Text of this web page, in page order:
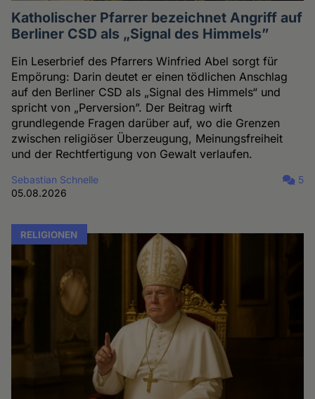
Katholischer Pfarrer bezeichnet Angriff auf
Berliner CSD als „Signal des Himmels”
Ein Leserbrief des Pfarrers Winfried Abel sorgt für
Empörung: Darin deutet er einen tödlichen Anschlag
auf den Berliner CSD als „Signal des Himmels“ und
spricht von „Perversion”. Der Beitrag wirft
grundlegende Fragen darüber auf, wo die Grenzen
zwischen religiöser Überzeugung, Meinungsfreiheit
und der Rechtfertigung von Gewalt verlaufen.
Sebastian Schnelle
05.08.2026
5
RELIGIONEN